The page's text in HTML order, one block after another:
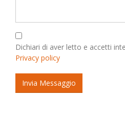
Dichiari di aver letto e accetti
Privacy policy